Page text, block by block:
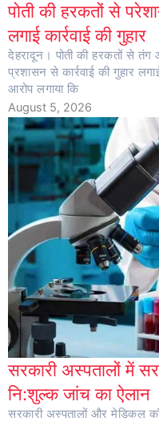
पोती की हरकतों से
लगाई कार्रवाई की गुहार
देहरादून। पोती की हरकतों से तंग
प्रशासन से कार्रवाई की गुहार
आरोप लगाया कि
August 5, 2026
सरकारी अस्पतालों में
नि:शुल्क जांच का ऐलान
सरकारी अस्पतालों और मेडिकल